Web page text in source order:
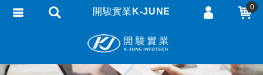
開駿實業K-JUNE 0
會員登入
繁體中文